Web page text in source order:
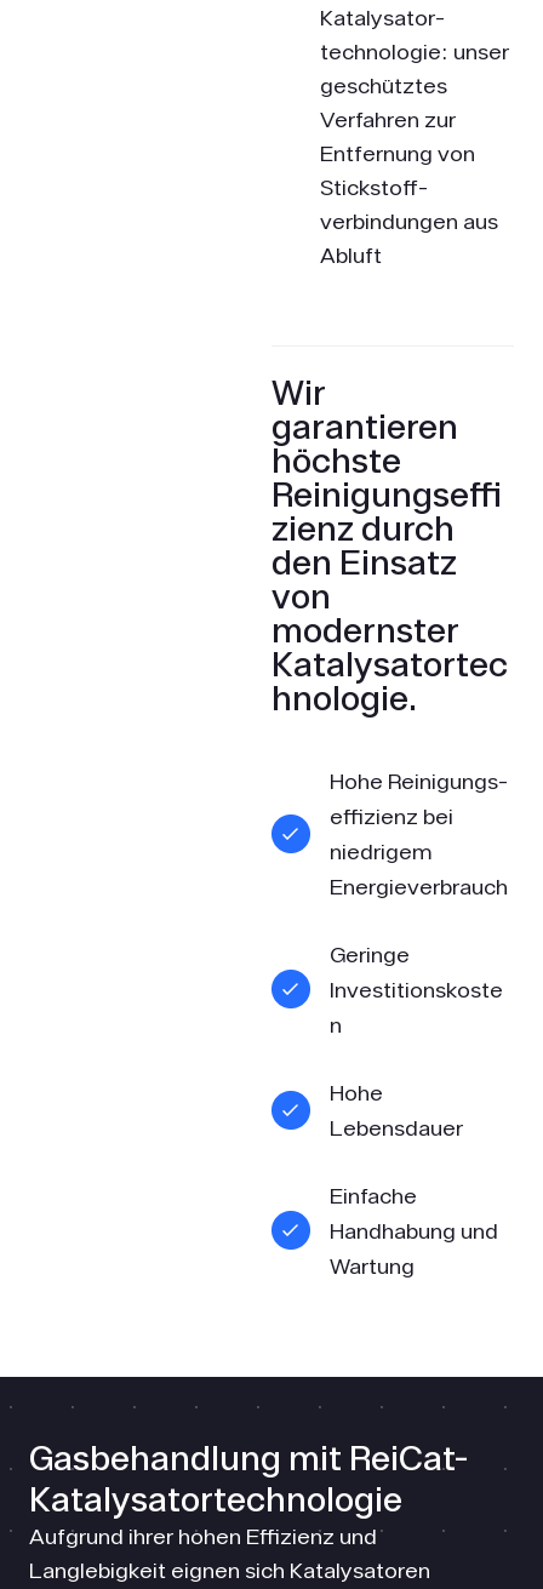
Katalysator­
technologie: unser
geschütztes
Verfahren zur
Entfernung von
Stickstoff­
verbindungen aus
Abluft
Wir
garantieren
höchste
Reinigungseffi
zienz durch
den Einsatz
von
modernster
Katalysatortec
hnologie.
Hohe Reinigungs­
effizienz bei
niedrigem
Energieverbrauch
Geringe
Investitionskoste
n
Hohe
Lebensdauer
Einfache
Handhabung und
Wartung
Gasbehand­lung mit ReiCat-
Katalysator­technologie
Aufgrund ihrer hohen Effizienz und
Langlebigkeit eignen sich Katalysatoren